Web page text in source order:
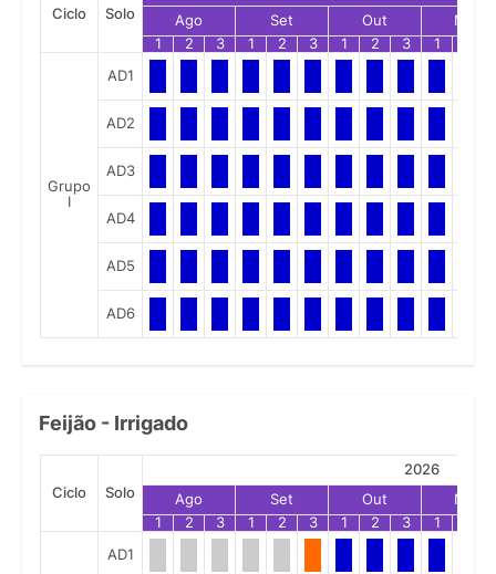
Ciclo Solo Ago Set Out
Nov
1
2 3 1 2 3 1 2 3 1
Grupo
I
AD1
AD2
AD3
AD4
AD5
AD6
Feijão - Irrigado
Ciclo Solo
2026
Ago
Set Out
Nov
1
2 3 1 2 3 1 2 3 1
AD1